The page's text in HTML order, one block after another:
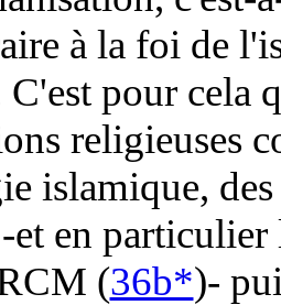
à la foi de
C'est pour cela
religieuses
islamique,
et en particulier
(36b*)-